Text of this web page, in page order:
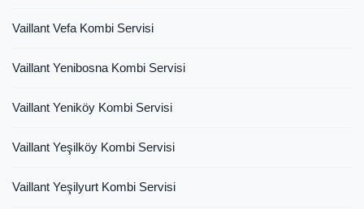
Vaillant Vefa Kombi Servisi
Vaillant Yenibosna Kombi Servisi
Vaillant Yeniköy Kombi Servisi
Vaillant Yeşilköy Kombi Servisi
Vaillant Yeşilyurt Kombi Servisi